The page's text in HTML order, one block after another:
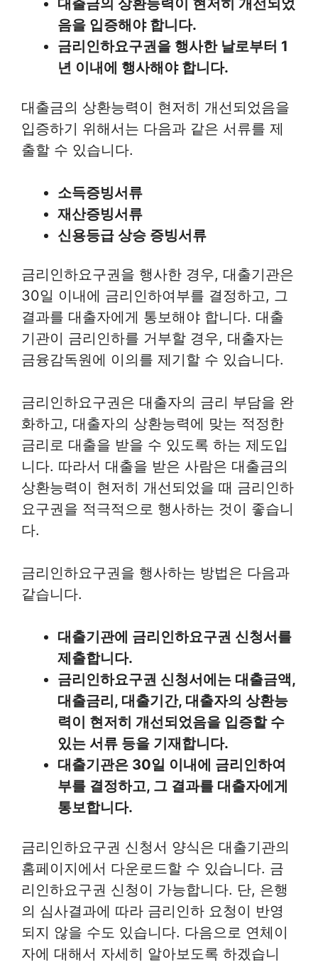
대출금의 상환능력이 현저히 개선되었
음을 입증해야 합니다.
금리인하요구권을 행사한 날로부터 1
년 이내에 행사해야 합니다.
대출금의 상환능력이 현저히 개선되었음을
입증하기 위해서는 다음과 같은 서류를 제
출할 수 있습니다.
소득증빙서류
재산증빙서류
신용등급 상승 증빙서류
금리인하요구권을 행사한 경우, 대출기관은
30일 이내에 금리인하여부를 결정하고, 그
결과를 대출자에게 통보해야 합니다. 대출
기관이 금리인하를 거부할 경우, 대출자는
금융감독원에 이의를 제기할 수 있습니다.
금리인하요구권은 대출자의 금리 부담을 완
화하고, 대출자의 상환능력에 맞는 적정한
금리로 대출을 받을 수 있도록 하는 제도입
니다. 따라서 대출을 받은 사람은 대출금의
상환능력이 현저히 개선되었을 때 금리인하
요구권을 적극적으로 행사하는 것이 좋습니
다.
금리인하요구권을 행사하는 방법은 다음과
같습니다.
대출기관에 금리인하요구권 신청서를
제출합니다.
금리인하요구권 신청서에는 대출금액,
대출금리, 대출기간, 대출자의 상환능
력이 현저히 개선되었음을 입증할 수
있는 서류 등을 기재합니다.
대출기관은 30일 이내에 금리인하여
부를 결정하고, 그 결과를 대출자에게
통보합니다.
금리인하요구권 신청서 양식은 대출기관의
홈페이지에서 다운로드할 수 있습니다. 금
리인하요구권 신청이 가능합니다. 단, 은행
의 심사결과에 따라 금리인하 요청이 반영
되지 않을 수도 있습니다. 다음으로 연체이
자에 대해서 자세히 알아보도록 하겠습니